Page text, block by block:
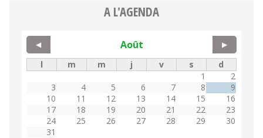
A L'AGENDA
Août
◀ ▶
l m m j v s
d
1
2
3
4 5 6 7 8
9
10
11 12 13 14 15
16
17
18 19 20 21 22
23
24
25 26 27 28 29
30
31